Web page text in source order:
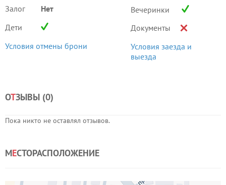
Залог
Нет
Дети
Условия отмены брони
Вечеринки
Документы
Условия заезда и
выезда
ОТЗЫВЫ (0)
Пока никто не оставлял отзывов.
МЕСТОРАСПОЛОЖЕНИЕ